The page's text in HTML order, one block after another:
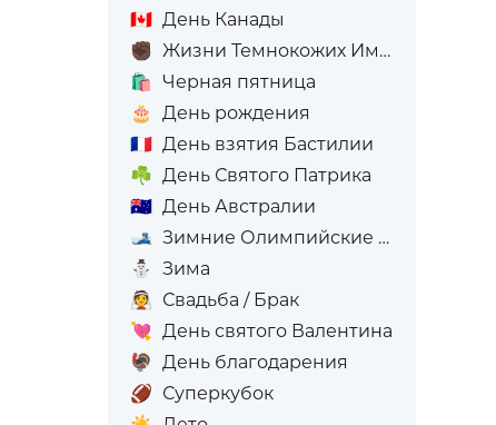
🇨🇦 День Канады
✊🏿 Жизни Темнокожих Имеют Значение
🛍️
Черная пятница
🎂
День рождения
🇫🇷 День взятия Бастилии
☘️ День Святого Патрика
🇦🇺 День Австралии
🎿 Зимние Олимпийские игры
⛄
Зима
👰 Свадьба / Брак
💘 День святого Валентина
🦃 День благодарения
🏈 Суперкубок